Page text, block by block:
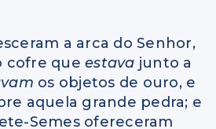
a arca do Senhor,
cofre que estava junto a
os objetos de ouro, e
aquela grande pedra; e
Semes ofereceram